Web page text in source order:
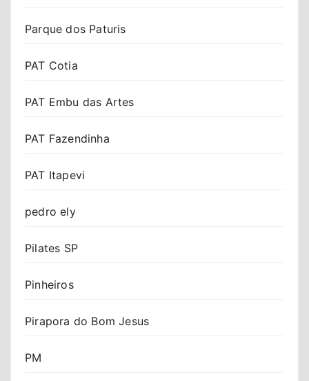
Parque dos Paturis
PAT Cotia
PAT Embu das Artes
PAT Fazendinha
PAT Itapevi
pedro ely
Pilates SP
Pinheiros
Pirapora do Bom Jesus
PM